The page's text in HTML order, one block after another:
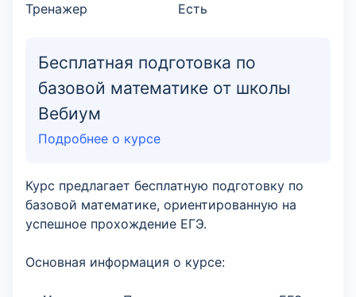
Тренажер
Есть
Бесплатная подготовка по
базовой математике от школы
Вебиум
Подробнее о курсе
Курс предлагает бесплатную подготовку по
базовой математике, ориентированную на
успешное прохождение ЕГЭ.
Основная информация о курсе: